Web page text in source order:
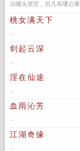
沾嘴头便宜，但凡有哪点
桃女满天下
...
剑起云深
...
淫在仙途
...
血雨沁芳
...
江湖奇缘
...